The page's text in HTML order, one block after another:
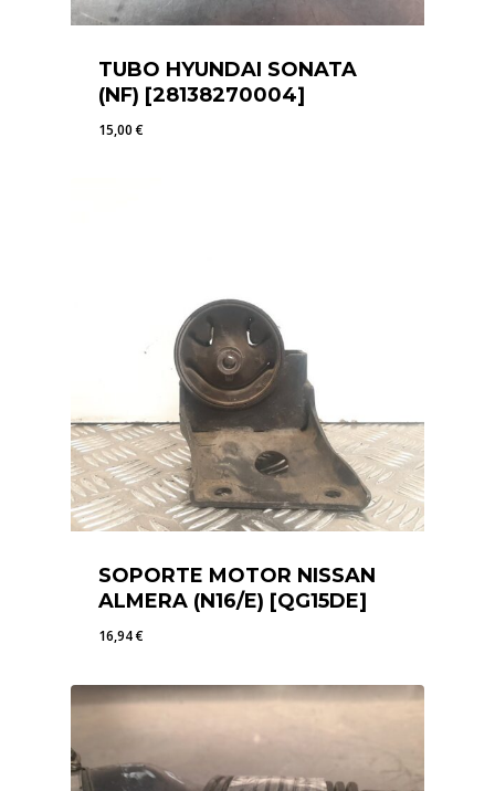
TUBO HYUNDAI SONATA
(NF) [28138270004]
15,00€
SOPORTE MOTOR NISSAN
ALMERA (N16/E) [QG15DE]
16,94€